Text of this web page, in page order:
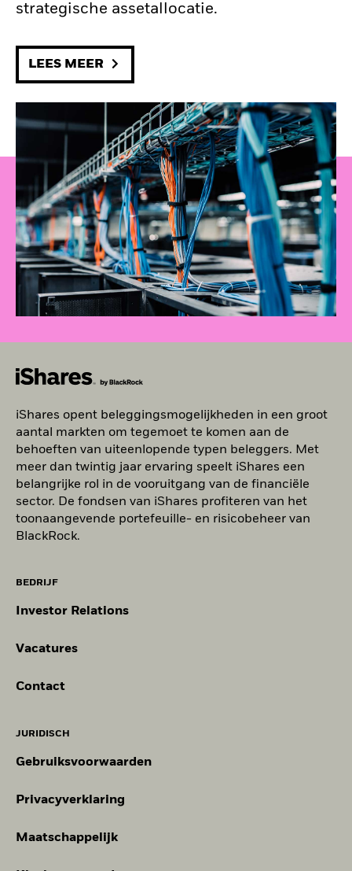
strategische assetallocatie.
LEES MEER
iShares opent beleggingsmogelijkheden in een groot
aantal markten om tegemoet te komen aan de
behoeften van uiteenlopende typen beleggers. Met
meer dan twintig jaar ervaring speelt iShares een
belangrijke rol in de vooruitgang van de financiële
sector. De fondsen van iShares profiteren van het
toonaangevende portefeuille- en risicobeheer van
BlackRock.
BEDRIJF
Investor Relations
Vacatures
Contact
JURIDISCH
Gebruiksvoorwaarden
Privacyverklaring
Maatschappelijk